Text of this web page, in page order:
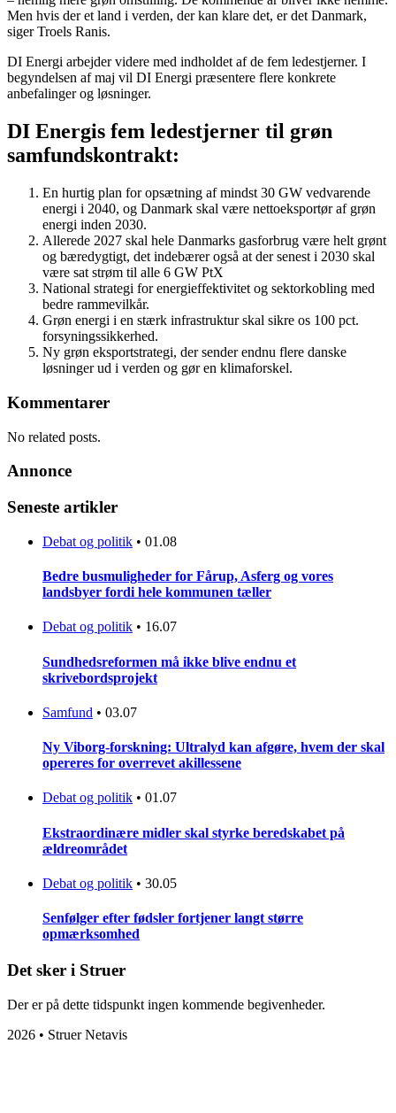
Men hvis der et land i verden, der kan klare det, er det Danmark,
siger Troels Ranis.
DI Energi arbejder videre med indholdet af de fem ledestjerner. I
begyndelsen af maj vil DI Energi præsentere flere konkrete
anbefalinger og løsninger.
DI Energis fem ledestjerner til grøn
samfundskontrakt:
En hurtig plan for opsætning af mindst 30 GW vedvarende
energi i 2040, og Danmark skal være nettoeksportør af grøn
energi inden 2030.
Allerede 2027 skal hele Danmarks gasforbrug være helt grønt
og bæredygtigt, det indebærer også at der senest i 2030 skal
være sat strøm til alle 6 GW PtX
National strategi for energieffektivitet og sektorkobling med
bedre rammevilkår.
Grøn energi i en stærk infrastruktur skal sikre os 100 pct.
forsyningssikkerhed.
Ny grøn eksportstrategi, der sender endnu flere danske
løsninger ud i verden og gør en klimaforskel.
Kommentarer
No related posts.
Annonce
Seneste artikler
Debat og politik • 01.08
Bedre busmuligheder for Fårup, Asferg og vores
landsbyer fordi hele kommunen tæller
Debat og politik • 16.07
Sundhedsreformen må ikke blive endnu et
skrivebordsprojekt
Samfund • 03.07
Ny Viborg-forskning: Ultralyd kan afgøre, hvem der skal
opereres for overrevet akillessene
Debat og politik • 01.07
Ekstraordinære midler skal styrke beredskabet på
ældreområdet
Debat og politik • 30.05
Senfølger efter fødsler fortjener langt større
opmærksomhed
Det sker i Struer
Der er på dette tidspunkt ingen kommende begivenheder.
2026 • Struer Netavis